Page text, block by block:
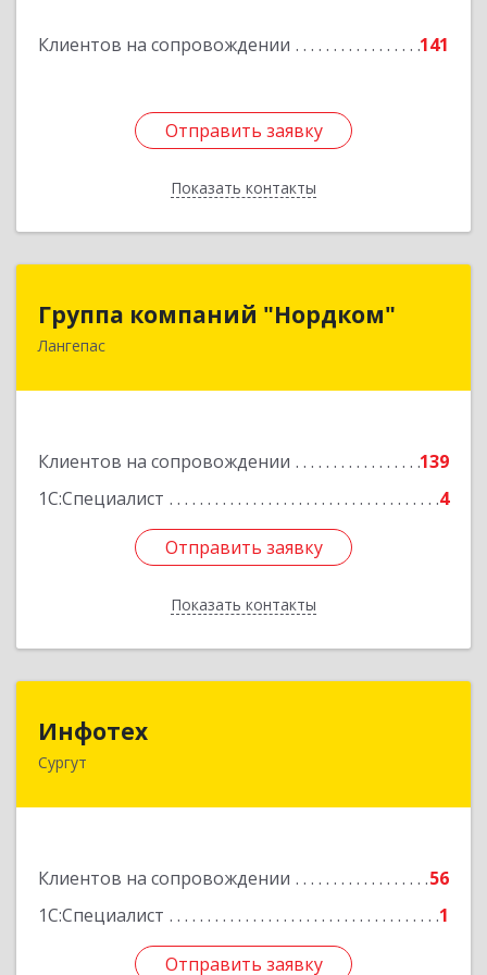
Клиентов на сопровождении 141
Отправить заявку
Показать контакты
Подробнее
Отправить заявку
Назад
Группа компаний "Нордком"
Лангепас
Клиентов на сопровождении
139
1С:Специалист
4
Отправить заявку
Показать контакты
Группа компаний "Нордком"
628672, Тюменская обл, Лангепас г., Солнечная
Отправить заявку
Назад
Инфотех
Сургут
Клиентов на сопровождении
56
1С:Специалист
1
Отправить заявку
628400, Ханты-Мансийский Автономный округ
Отправить заявку